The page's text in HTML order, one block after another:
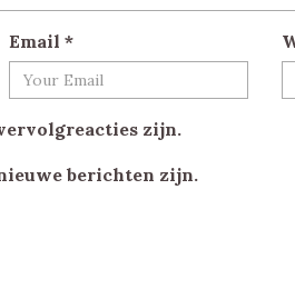
Email *
zijn.
berichten zijn.